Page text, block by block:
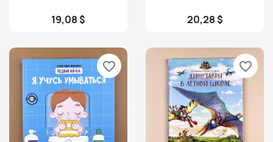
19,08 $ 20,28 $
favorite_border favorite_border